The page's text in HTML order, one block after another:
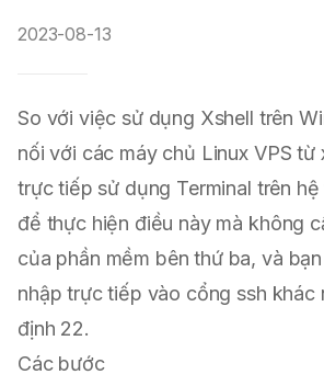
2023-08-13
So với việc sử dụng Xshell trên
nối với các máy chủ Linux VPS từ
trực tiếp sử dụng Terminal trên
để thực hiện điều này mà không
của phần mềm bên thứ ba, và
nhập trực tiếp vào cổng ssh khác
định 22.
Các bước